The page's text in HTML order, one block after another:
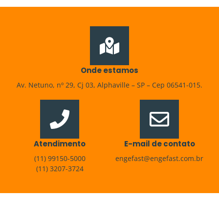
Onde estamos
Av. Netuno, nº 29, Cj 03, Alphaville – SP – Cep 06541-015.
Atendimento
(11) 99150-5000
(11) 3207-3724
E-mail de contato
engefast@engefast.com.br